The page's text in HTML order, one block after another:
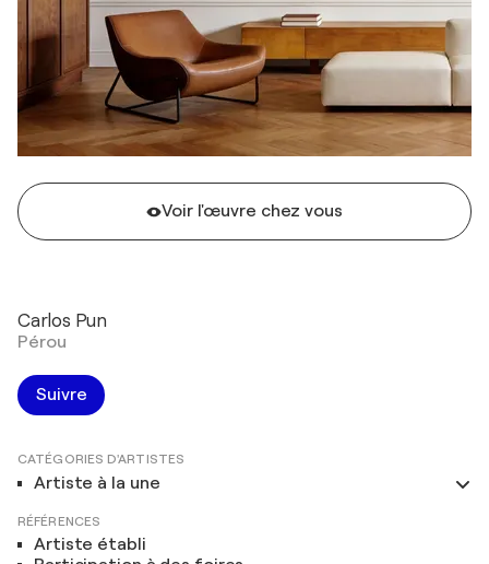
Voir l'œuvre chez vous
Carlos Pun
Pérou
Suivre
CATÉGORIES D'ARTISTES
Artiste à la une
RÉFÉRENCES
Artiste établi